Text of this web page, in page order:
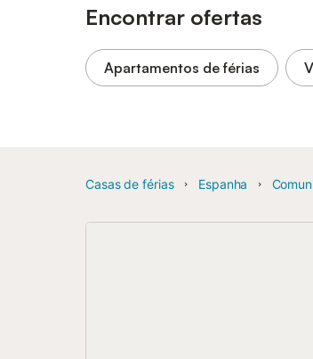
Encontrar ofertas
Apartamentos de férias
Casas de férias Espanha